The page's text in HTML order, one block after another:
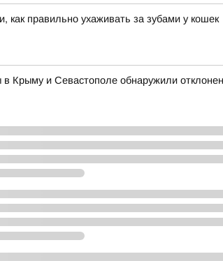
как правильно ухаживать за зубами у кошек
Крыму и Севастополе обнаружили